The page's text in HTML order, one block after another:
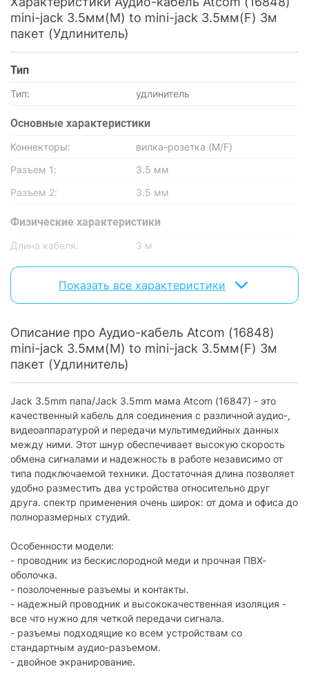
mini-jack 3.5мм(M) to mini-jack 3.5мм(F) 3м
пакет (Удлинитель)
Тип
Тип: удлинитель
Основные характеристики
Коннекторы:
вилка-розетка (M/F)
Разъем 1:
3.5 мм
Разъем 2:
3.5 мм
Физические характеристики
Длина кабеля:
3 м
Цвет:
черный
Характеристики и комплектация товара могут изменяться
Показать все характеристики
Описание про Аудио-кабель Atcom (16848)
mini-jack 3.5мм(M) to mini-jack 3.5мм(F) 3м
пакет (Удлинитель)
Jack 3.5mm папа/Jack 3.5mm мама Atcom (16847) - это
качественный кабель для соединения с различной аудио-,
видеоаппаратурой и передачи мультимедийных данных
между ними. Этот шнур обеспечивает высокую скорость
обмена сигналами и надежность в работе независимо от
типа подключаемой техники. Достаточная длина позволяет
удобно разместить два устройства относительно друг
друга. спектр применения очень широк: от дома и офиса до
полноразмерных студий.
Особенности модели:
- проводник из бескислородной меди и прочная ПВХ-
оболочка.
- позолоченные разъемы и контакты.
- надежный проводник и высококачественная изоляция -
все что нужно для четкой передачи сигнала.
- разъемы подходящие ко всем устройствам со
стандартным аудио-разъемом.
- двойное экранирование.